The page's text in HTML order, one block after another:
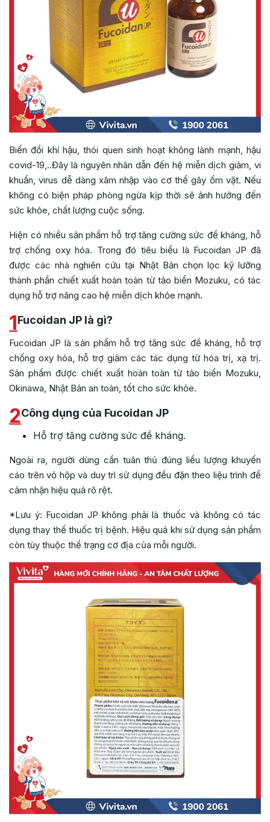
Biến đổi khí hậu, thói quen sinh hoạt không lành mạnh, hậu
covid-19,..Đây là nguyên nhân dẫn đến hệ miễn dịch giảm, vi
khuẩn, virus dễ dàng xâm nhập vào cơ thể gây ốm vặt. Nếu
không có biện pháp phòng ngừa kịp thời sẽ ảnh hưởng đến
sức khỏe, chất lượng cuộc sống.
Hiện có nhiều sản phẩm hỗ trợ tăng cường sức đề kháng, hỗ
trợ chống oxy hóa. Trong đó tiêu biểu là Fucoidan JP đã
được các nhà nghiên cứu tại Nhật Bản chọn lọc kỹ lưỡng
thành phần chiết xuất hoàn toàn từ tảo biển Mozuku, có tác
dụng hỗ trợ nâng cao hệ miễn dịch khỏe mạnh.
1Fucoidan JP là gì?
Fucoidan JP là sản phẩm hỗ trợ tăng sức đề kháng, hỗ trợ
chống oxy hóa, hỗ trợ giảm các tác dụng từ hóa trị, xạ trị.
Sản phẩm được chiết xuất hoàn toàn từ tảo biển Mozuku,
Okinawa, Nhật Bản an toàn, tốt cho sức khỏe.
2Công dụng của Fucoidan JP
Hỗ trợ tăng cường sức đề kháng.
Ngoài ra, người dùng cần tuân thủ đúng liều lượng khuyến
cáo trên vỏ hộp và duy trì sử dụng đều đặn theo liệu trình để
cảm nhận hiệu quả rõ rệt.
*Lưu ý: Fucoidan JP không phải là thuốc và không có tác
dụng thay thế thuốc trị bệnh. Hiệu quả khi sử dụng sản phẩm
còn tùy thuộc thể trạng cơ địa của mỗi người.